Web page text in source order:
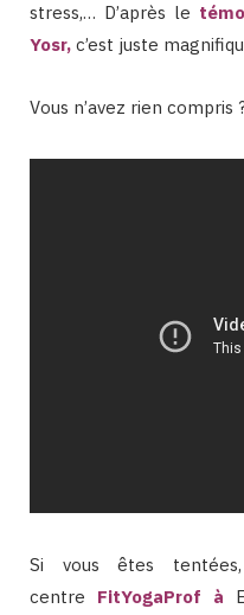
stress,… D’après le
Yosr, c’est juste
Vous n’avez rien compris
Si vous êtes
centre FitYogaProf à